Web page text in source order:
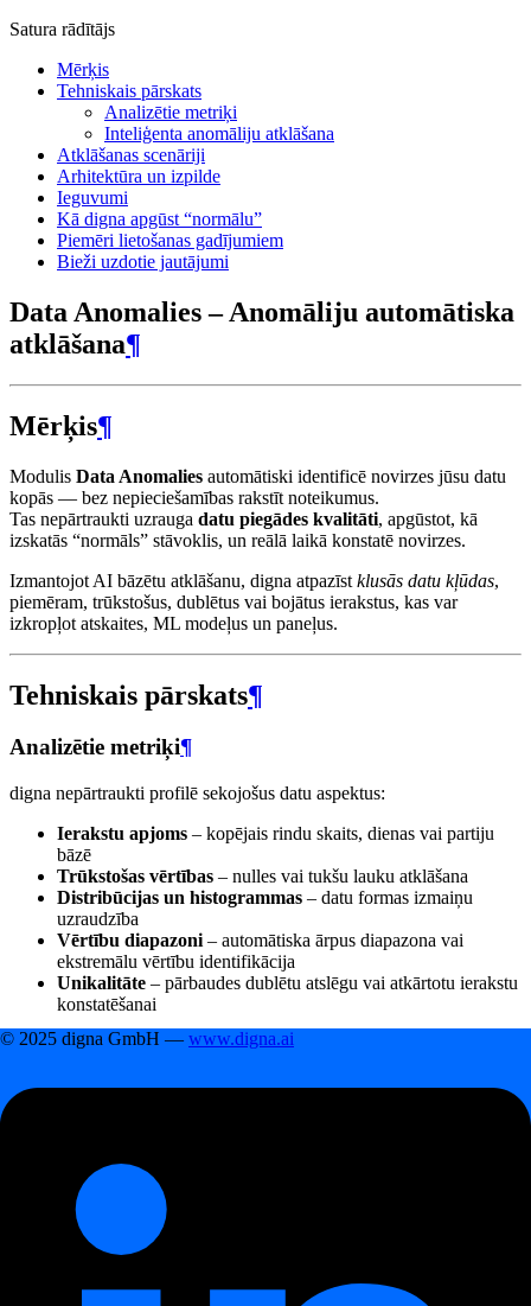
Satura rādītājs
Mērķis
Tehniskais pārskats
Analizētie metriķi
Inteliģenta anomāliju atklāšana
Atklāšanas scenāriji
Arhitektūra un izpilde
Ieguvumi
Kā digna apgūst “normālu”
Piemēri lietošanas gadījumiem
Bieži uzdotie jautājumi
Data Anomalies – Anomāliju automātiska
atklāšana¶
Mērķis¶
Modulis Data Anomalies automātiski identificē novirzes jūsu datu
kopās — bez nepieciešamības rakstīt noteikumus.
Tas nepārtraukti uzrauga datu piegādes kvalitāti, apgūstot, kā
izskatās “normāls” stāvoklis, un reālā laikā konstatē novirzes.
Izmantojot AI bāzētu atklāšanu, digna atpazīst klusās datu kļūdas,
piemēram, trūkstošus, dublētus vai bojātus ierakstus, kas var
izkropļot atskaites, ML modeļus un paneļus.
Tehniskais pārskats¶
Analizētie metriķi¶
digna nepārtraukti profilē sekojošus datu aspektus:
Ierakstu apjoms – kopējais rindu skaits, dienas vai partiju
bāzē
Trūkstošas vērtības – nulles vai tukšu lauku atklāšana
Distribūcijas un histogrammas – datu formas izmaiņu
uzraudzība
Vērtību diapazoni – automātiska ārpus diapazona vai
ekstremālu vērtību identifikācija
Unikalitāte – pārbaudes dublētu atslēgu vai atkārtotu ierakstu
konstatēšanai
Inteliģenta anomāliju atklāšana
attiecībās
Pielieto AI, lai automātiski pielāgotu sliekšņus atkarībā no
diennakts laika vai sezonālām svārstībām
Atšķir
statistiskas svārstības
Ģenerē detalizētus metriķus un pārliecības skorings katrai datu
© 2025 digna GmbH — www.digna.ai